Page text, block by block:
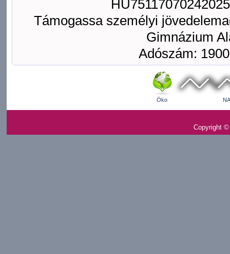
Támogassa személyi
Gimnázium
Adószám:
Öko
Copyright